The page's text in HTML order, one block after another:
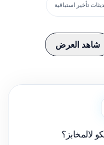
تأخير استباقية
شاهد العرض
لالمخابز؟